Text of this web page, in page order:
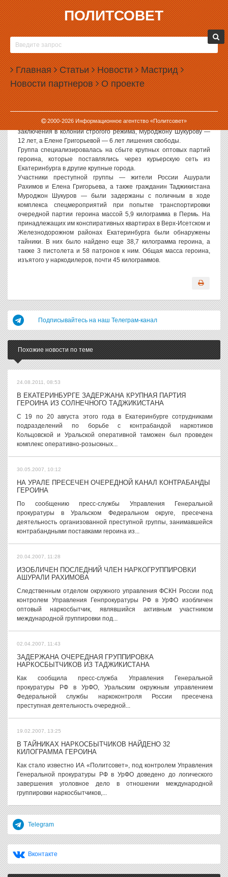
ПОЛИТСОВЕТ
Главная Статьи Новости Мастрид
Новости партнеров О проекте
2000-2026Информационное агентство «Политсовет»
02.11.2006, 13:02
В ЕКАТЕРИНБУРГЕ ОСУЖДЕНА ПРЕСТУПНАЯ
ГРУППИРОВКА НАРКОСБЫТЧИКОВ
Политсовет, 02.11.2006. Накануне Железнодорожный районный
суд Екатеринбурга признал группу обвиняемых виновными в
наркосбыте и незаконном приобретении, хранении
огнестрельного оружия и боеприпасов. Об этом сообщает пресс-
служба Управления Генеральной прокуратуры РФ в УрФО.
Организатору преступной группы Ашурали Рахимову дали 13 лет
заключения в колонии строгого режима, Муроджону Шукурову —
12 лет, а Елене Григорьевой — 6 лет лишения свободы.
Группа специализировалась на сбыте крупных оптовых партий
героина, которые поставлялись через курьерскую сеть из
Екатеринбурга в другие крупные города.
Участники преступной группы — жители России Ашурали
Рахимов и Елена Григорьева, а также гражданин Таджикистана
Муроджон Шукуров — были задержаны с поличным в ходе
комплекса спецмероприятий при попытке транспортировки
очередной партии героина массой 5,9 килограмма в Пермь. На
принадлежащих им конспиративных квартирах в Верх-Исетском и
Железнодорожном районах Екатеринбурга были обнаружены
тайники. В них было найдено еще 38,7 килограмма героина, а
также 3 пистолета и 58 патронов к ним. Общая масса героина,
изъятого у наркодилеров, почти 45 килограммов.
Подписывайтесь на наш Телеграм-канал
Похожие новости по теме
24.08.2011, 08:53
В ЕКАТЕРИНБУРГЕ ЗАДЕРЖАНА КРУПНАЯ ПАРТИЯ
ГЕРОИНА ИЗ СОЛНЕЧНОГО ТАДЖИКИСТАНА
С 19 по 20 августа этого года в Екатеринбурге сотрудниками
подразделений по борьбе с контрабандой наркотиков
Кольцовской и Уральской оперативной таможен был проведен
комплекс оперативно-розыскных...
30.05.2007, 10:12
НА УРАЛЕ ПРЕСЕЧЕН ОЧЕРЕДНОЙ КАНАЛ КОНТРАБАНДЫ
ГЕРОИНА
По сообщению пресс-службы Управления Генеральной
прокуратуры в Уральском Федеральном округе, пресечена
деятельность организованной преступной группы, занимавшейся
контрабандными поставками героина из...
20.04.2007, 11:28
ИЗОБЛИЧЕН ПОСЛЕДНИЙ ЧЛЕН НАРКОГРУППИРОВКИ
АШУРАЛИ РАХИМОВА
Следственным отделом окружного управления ФСКН России под
контролем Управления Генпрокуратуры РФ в УрФО изобличен
оптовый наркосбытчик, являвшийся активным участником
международной группировки под...
02.04.2007, 11:43
ЗАДЕРЖАНА ОЧЕРЕДНАЯ ГРУППИРОВКА
НАРКОСБЫТЧИКОВ ИЗ ТАДЖИКИСТАНА
Как сообщила пресс-служба Управления Генеральной
прокуратуры РФ в УрФО, Уральским окружным управлением
Федеральной службы наркоконтроля России пресечена
преступная деятельность очередной...
19.02.2007, 13:25
В ТАЙНИКАХ НАРКОСБЫТЧИКОВ НАЙДЕНО 32
КИЛОГРАММА ГЕРОИНА
Как стало известно ИА «Политсовет», под контролем Управления
Генеральной прокуратуры РФ в УрФО доведено до логического
завершения уголовное дело в отношении международной
группировки наркосбытчиков,...
Telegram
Вконтакте